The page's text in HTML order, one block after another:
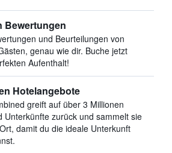
Bewertungen
und Beurteilungen von
genau wie dir. Buche jetzt
Aufenthalt!
Hotelangebote
greift auf über 3 Millionen
Unterkünfte zurück und sammelt sie
damit du die ideale Unterkunft